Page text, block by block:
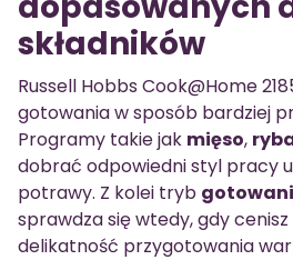
składników
Russell Hobbs Cook@Home
gotowania w sposób bardziej
Programy takie jak mięso,
dobrać odpowiedni styl pracy
potrawy. Z kolei tryb
sprawdza się wtedy, gdy cenisz
delikatność przygotowania